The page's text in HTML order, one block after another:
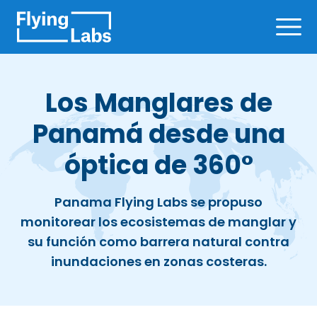
Los Manglares de
Panamá desde una
óptica de 360°
Panama Flying Labs se propuso
monitorear los ecosistemas de manglar y
su función como barrera natural contra
inundaciones en zonas costeras.